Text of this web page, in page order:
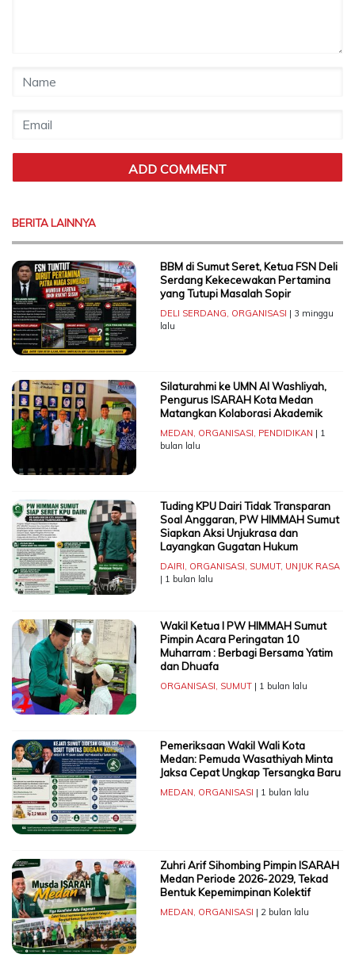
BERITA LAINNYA
BBM di Sumut Seret, Ketua FSN Deli
Serdang Kekecewakan Pertamina
yang Tutupi Masalah Sopir
DELI SERDANG, ORGANISASI | 3 minggu
lalu
Silaturahmi ke UMN Al Washliyah,
Pengurus ISARAH Kota Medan
Matangkan Kolaborasi Akademik
MEDAN, ORGANISASI, PENDIDIKAN | 1
bulan lalu
Tuding KPU Dairi Tidak Transparan
Soal Anggaran, PW HIMMAH Sumut
Siapkan Aksi Unjukrasa dan
Layangkan Gugatan Hukum
DAIRI, ORGANISASI, SUMUT, UNJUK RASA
| 1 bulan lalu
Wakil Ketua I PW HIMMAH Sumut
Pimpin Acara Peringatan 10
Muharram : Berbagi Bersama Yatim
dan Dhuafa
ORGANISASI, SUMUT| 1 bulan lalu
Pemeriksaan Wakil Wali Kota
Medan: Pemuda Wasathiyah Minta
Jaksa Cepat Ungkap Tersangka Baru
MEDAN, ORGANISASI | 1 bulan lalu
Zuhri Arif Sihombing Pimpin ISARAH
Medan Periode 2026-2029, Tekad
Bentuk Kepemimpinan Kolektif
MEDAN, ORGANISASI | 2 bulan lalu